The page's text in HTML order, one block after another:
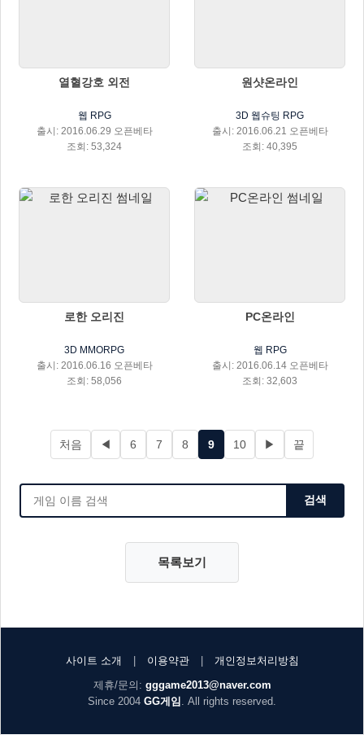
열혈강호 외전
웹 RPG
출시: 2016.06.29 오픈베타
조회: 53,324
원샷온라인
3D 웹슈팅 RPG
출시: 2016.06.21 오픈베타
조회: 40,395
로한 오리진
3D MMORPG
출시: 2016.06.16 오픈베타
조회: 58,056
PC온라인
웹 RPG
출시: 2016.06.14 오픈베타
조회: 32,603
처음 ◀ 6 7 8 9 10 ▶ 끝
검색
목록보기
사이트 소개 이용약관
개인정보처리방침
제휴/문의: gggame2013@naver.com
Since 2004 GG게임 . All rights reserved.